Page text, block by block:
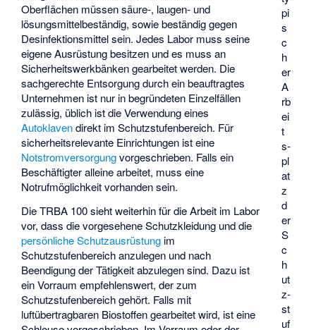
pi
s
c
h
er
A
rb
ei
t
s­
pl
at
z
d
er
S
c
h
ut
z­
st
uf
Oberflächen müssen säure-, laugen- und
lösungsmittelbeständig, sowie beständig gegen
Desinfektionsmittel sein. Jedes Labor muss seine
eigene Ausrüstung besitzen und es muss an
Sicherheitswerkbänken gearbeitet werden. Die
sachgerechte Entsorgung durch ein beauftragtes
Unternehmen ist nur in begründeten Einzelfällen
zulässig, üblich ist die Verwendung eines
Autoklavendirekt im Schutzstufenbereich. Für
sicherheitsrelevante Einrichtungen ist eine
Notstromversorgungvorgeschrieben. Falls ein
Beschäftigteralleine arbeitet, muss eine
Notrufmöglichkeit vorhanden sein.
Die TRBA 100 sieht weiterhin für die Arbeit im Labor
vor, dass die vorgesehene Schutzkleidung und die
persönliche Schutzausrüstung im
Schutzstufenbereich anzulegen und nach
Beendigung der Tätigkeit abzulegen sind. Dazu ist
ein Vorraum empfehlenswert, der zum
Schutzstufenbereich gehört. Falls mit
luftübertragbaren Biostoffen gearbeitet wird, ist eine